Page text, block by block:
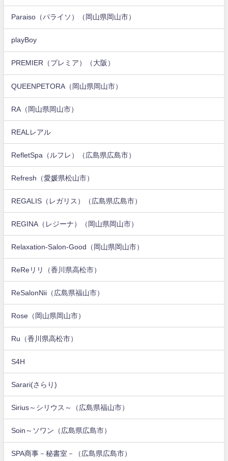
Paraiso（パライソ）（岡山県岡山市）
playBoy
PREMIER（プレミア）（大阪）
QUEENPETORA（岡山県岡山市）
RA（岡山県岡山市）
REALレアル
RefletSpa（ルフレ）（広島県広島市）
Refresh（愛媛県松山市）
REGALIS（レガリス）（広島県広島市）
REGINA（レジーナ）（岡山県岡山市）
Relaxation-Salon-Good（岡山県岡山市）
ReReリリ（香川県高松市）
ReSalonNii（広島県福山市）
Rose（岡山県岡山市）
Ru（香川県高松市）
S4H
Sarari(さらり)
Sirius～シリウス～（広島県福山市）
Soin～ソワン（広島県広島市）
SPA商事－秘書室－（広島県広島市）